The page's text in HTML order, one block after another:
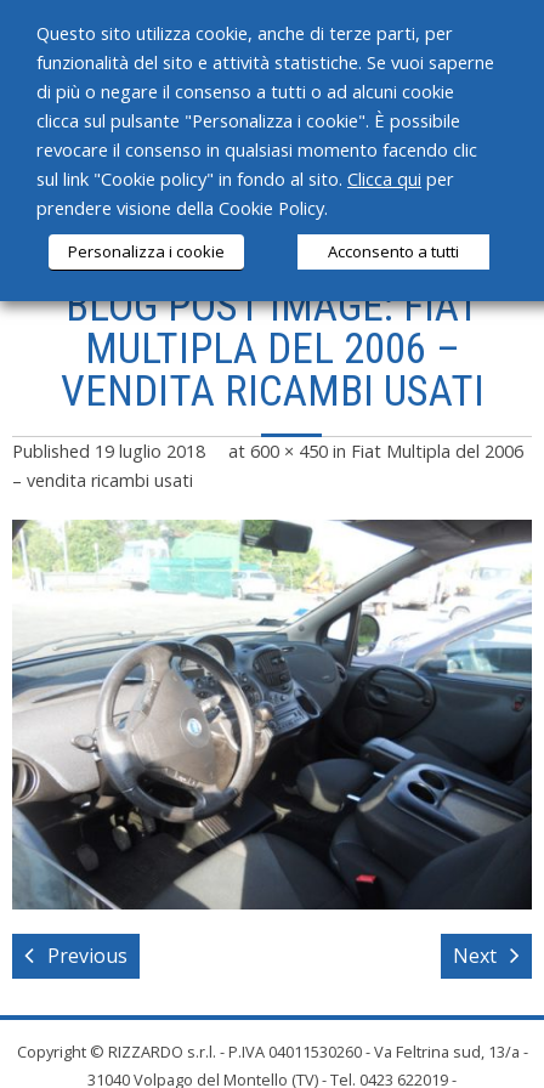
HOME
CHI SIAMO
SERVIZI
PRODOTTI
NEWS
CONTATTI
BLOG POST IMAGE: FIAT
MULTIPLA DEL 2006 –
VENDITA RICAMBI USATI
Published 19 luglio 2018 at 600 × 450 in Fiat Multipla del 2006
– vendita ricambi usati
Previous Next
Copyright © RIZZARDO s.r.l. - P.IVA 04011530260 - Va Feltrina sud, 13/a -
31040 Volpago del Montello (TV) - Tel. 0423 622019 -
Questo sito utilizza cookie, anche di terze parti, per
funzionalità del sito e attività statistiche. Se vuoi saperne
di più o negare il consenso a tutti o ad alcuni cookie
clicca sul pulsante "Personalizza i cookie". È possibile
revocare il consenso in qualsiasi momento facendo clic
sul link "Cookie policy" in fondo al sito. Clicca qui per
prendere visione della Cookie Policy.
Personalizza i cookie Acconsento a tutti